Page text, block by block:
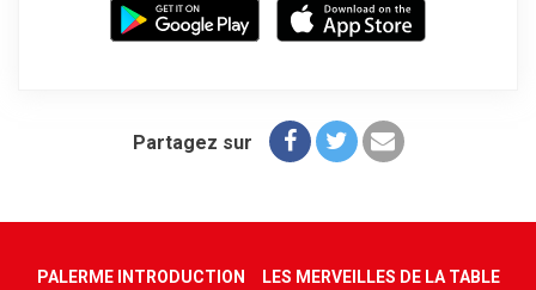
Partagez sur
PALERME INTRODUCTION
LES MERVEILLES DE LA TABLE